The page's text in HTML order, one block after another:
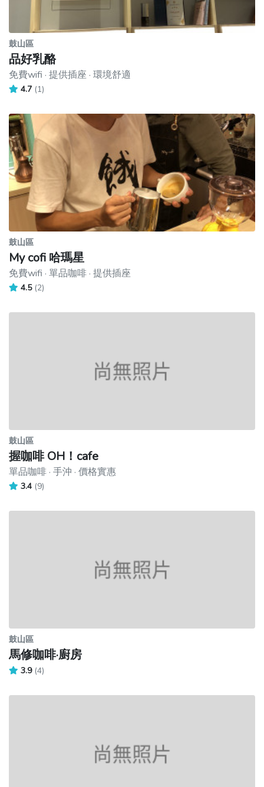
鼓山區
品好乳酪
免費wifi · 提供插座 · 環境舒適
4.7 (1)
鼓山區
My cofi 哈瑪星
免費wifi · 單品咖啡 · 提供插座
4.5 (2)
鼓山區
握咖啡 OH！cafe
單品咖啡 · 手沖 · 價格實惠
3.4 (9)
鼓山區
馬修咖啡·廚房
3.9 (4)